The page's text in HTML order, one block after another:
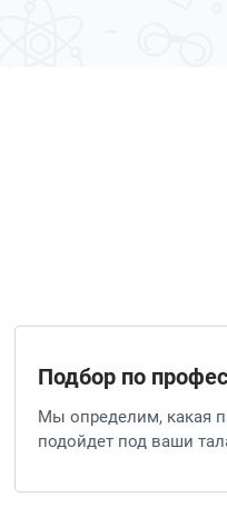
Подбор по
Мы определим, какая
подойдет под ваши